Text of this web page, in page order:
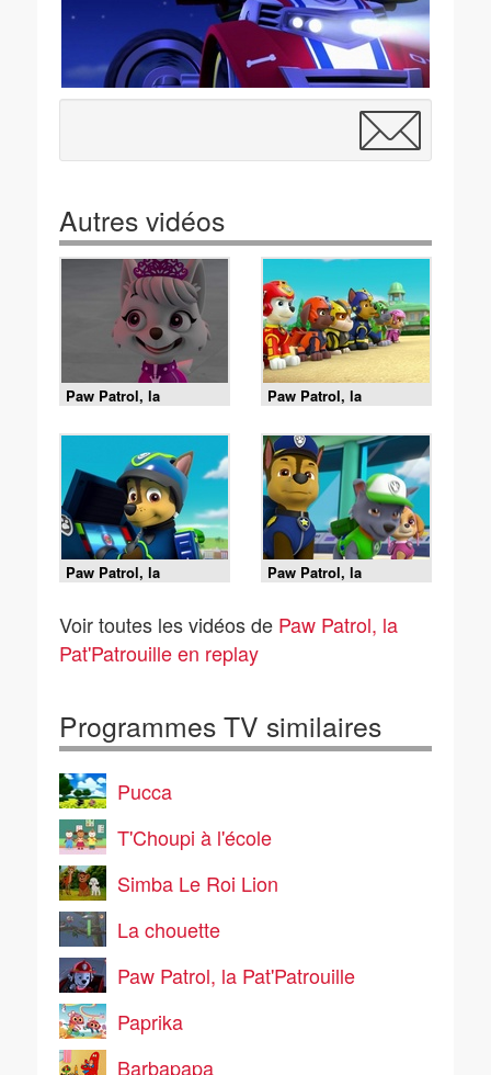
Autres vidéos
Paw Patrol, la
Pat'Patrouille - Mission
Voltige
Paw Patrol, la
Pat'Patrouille - L'Air
Patrouilleur - 26'
Paw Patrol, la
Pat'Patrouille - Alex a
Paw Patrol, la
Pat'Patrouille - Alex et
Voir toutes les vidéos de Paw Patrol, la
Pat'Patrouille en replay
Programmes TV similaires
Pucca
T'Choupi à l'école
Simba Le Roi Lion
La chouette
Paw Patrol, la Pat'Patrouille
Paprika
Barbapapa